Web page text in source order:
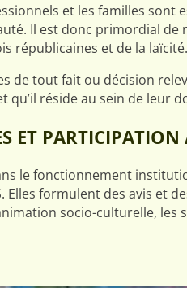
et les familles sont
Il est donc primordial
républicaines et de la laïcité.
de tout fait ou décision
qu’il réside au sein de leur
ET
le fonctionnement
Elles formulent des avis
socio-culturelle,